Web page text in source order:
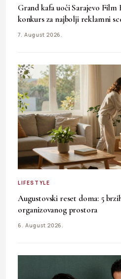
Grand kafa uoči Sarajevo Film
konkurs za najbolji reklamni
7. August 2026.
LIFESTYLE
Augustovski reset doma: 5
organizovanog prostora
6. August 2026.